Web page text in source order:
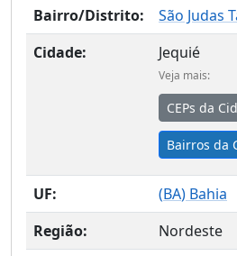
Bairro/Distrito:
São Judas
Cidade:
Jequié
Veja mais:
CEPs da
Bairros da
UF: (BA) Bahia
Região:
Nordeste